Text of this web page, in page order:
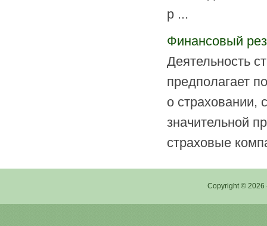
р ...
Финансовый
Деятельность
предполагает
о страховании,
значительной
страховые
Copyright © 2026